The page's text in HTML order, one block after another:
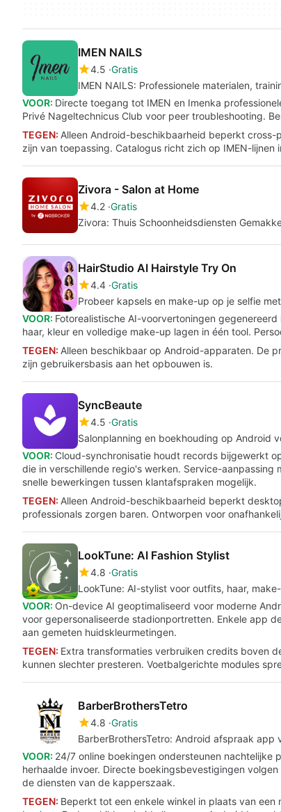
IMEN NAILS
4.5 Gratis
IMEN NAILS: Professionele materialen,
VOOR: Directe toegang tot IMEN en Imenka
Privé Nageltechnicus Club voor peer troubleshooting.
TEGEN: Alleen Android-beschikbaarheid beperkt
zijn van toepassing. Catalogus richt zich op IMEN-
Zivora - Salon at Home
4.2 Gratis
Zivora: Thuis Schoonheidsdiensten
HairStudio AI Hairstyle Try On
4.4 Gratis
Probeer kapsels en make-up op je selfie
VOOR: Fotorealistische AI-voorvertoningen
haar, kleur en volledige make-up lagen in één tool.
TEGEN: Alleen beschikbaar op Android-apparaten. De
zijn gebruikersbasis aan het opbouwen is.
SyncBeaute
4.5 Gratis
Salonplanning en boekhouding op Android
VOOR: Cloud-synchronisatie houdt records bijgewerkt
die in verschillende regio's werken. Service-
snelle bewerkingen tussen klantafspraken mogelijk.
TEGEN: Alleen Android-beschikbaarheid beperkt
professionals zorgen baren. Ontworpen voor
LookTune: AI Fashion Stylist
4.8 Gratis
LookTune: AI-stylist voor outfits, haar,
VOOR: On-device AI geoptimaliseerd voor moderne
voor gepersonaliseerde stadionportretten. Enkele app
aan gemeten huidskleurmetingen.
TEGEN: Extra transformaties verbruiken credits boven
kunnen slechter presteren. Voetbalgerichte modules
BarberBrothersTetro
4.8 Gratis
BarberBrothersTetro: Android afspraak app
VOOR: 24/7 online boekingen ondersteunen nachtelijke
herhaalde invoer. Directe boekingsbevestigingen
de diensten van de kapperszaak.
TEGEN: Beperkt tot een enkele winkel in plaats van